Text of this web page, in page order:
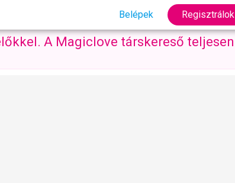
Belépek Regisztrálok
A Magiclove társkereső teljesen